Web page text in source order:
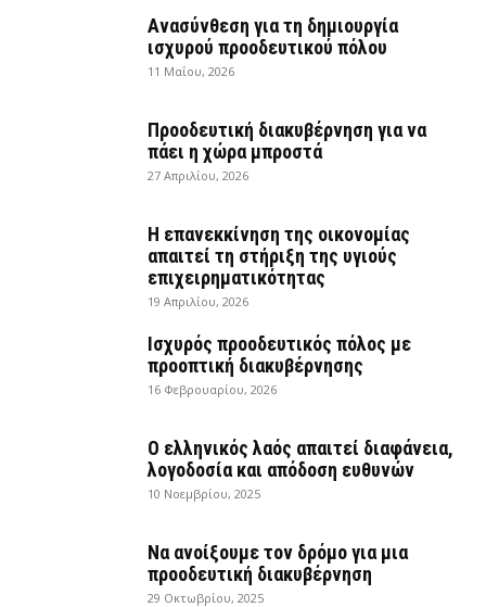
Ανασύνθεση για τη δημιουργία
ισχυρού προοδευτικού πόλου
11 Μαΐου, 2026
Προοδευτική διακυβέρνηση για να
πάει η χώρα μπροστά
27 Απριλίου, 2026
Η επανεκκίνηση της οικονομίας
απαιτεί τη στήριξη της υγιούς
επιχειρηματικότητας
19 Απριλίου, 2026
Ισχυρός προοδευτικός πόλος με
προοπτική διακυβέρνησης
16 Φεβρουαρίου, 2026
Ο ελληνικός λαός απαιτεί διαφάνεια,
λογοδοσία και απόδοση ευθυνών
10 Νοεμβρίου, 2025
Να ανοίξουμε τον δρόμο για μια
προοδευτική διακυβέρνηση
29 Οκτωβρίου, 2025